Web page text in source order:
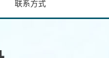
联系方式